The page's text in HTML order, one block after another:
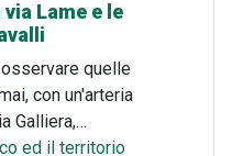
Lame e le
quelle
con un'arteria
Galliera,…